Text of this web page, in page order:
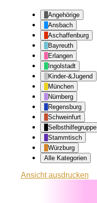
Angehörige
Ansbach
Aschaffenburg
Bayreuth
Erlangen
Ingolstadt
Kinder-&Jugend
München
Nürnberg
Regensburg
Schweinfurt
Selbsthilfegruppe
Stammtisch
Würzburg
Alle Kategorien
Ansichtausdrucken